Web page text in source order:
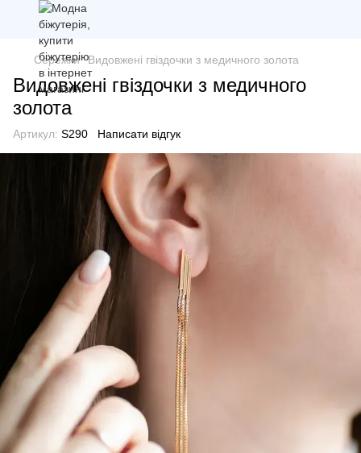
Сережки Видовжені гвіздочки з медичного золота
Видовжені гвіздочки з медичного
золота
Артикул: S290 Написати відгук